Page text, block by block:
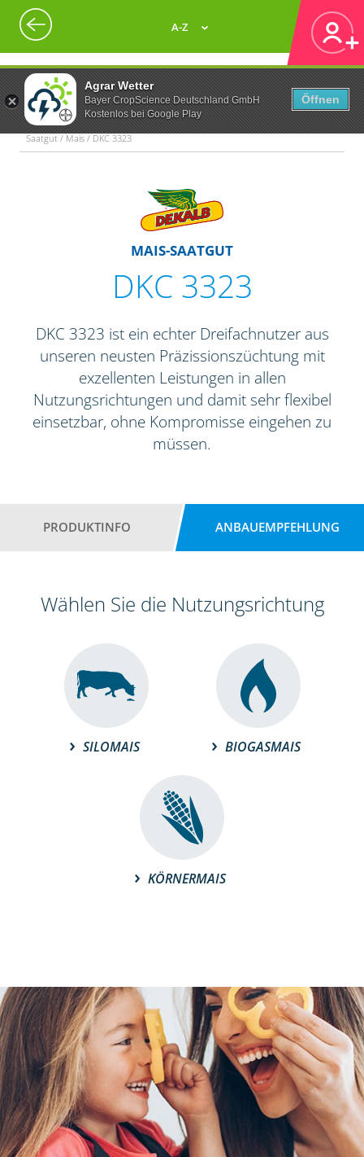
Agrar Wetter
Bayer CropScience Deutschland GmbH
Kostenlos bei Google Play
Öffnen
A-Z
Saatgut / Mais / DKC 3323
MAIS-SAATGUT
DKC 3323
DKC 3323 ist ein echter Dreifachnutzer aus
unseren neusten Präzissionszüchtung mit
exzellenten Leistungen in allen
Nutzungsrichtungen und damit sehr flexibel
einsetzbar, ohne Kompromisse eingehen zu
müssen.
PRODUKTINFO ANBAUEMPFEHLUNG
Wählen Sie die Nutzungsrichtung
SILOMAIS BIOGASMAIS
KÖRNERMAIS